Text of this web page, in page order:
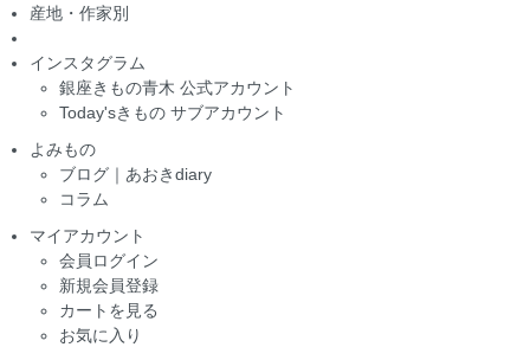
産地・作家別
インスタグラム
銀座きもの青木 公式アカウント
Today'sきもの サブアカウント
よみもの
ブログ｜あおきdiary
コラム
マイアカウント
会員ログイン
新規会員登録
カートを見る
お気に入り